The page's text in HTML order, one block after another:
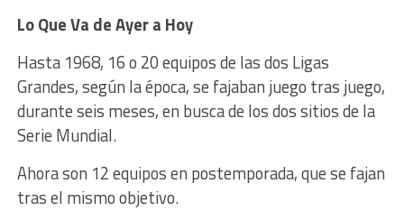
Lo Que Va de Ayer a Hoy
Hasta 1968, 16 o 20 equipos de las dos Ligas
Grandes, según la época, se fajaban juego tras juego,
durante seis meses, en busca de los dos sitios de la
Serie Mundial.
Ahora son 12 equipos en postemporada, que se fajan
tras el mismo objetivo.